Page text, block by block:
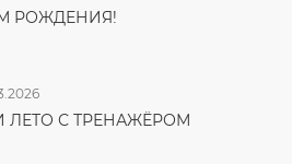
РОЖДЕНИЯ!
ЛЕТО С ТРЕНАЖЁРОМ